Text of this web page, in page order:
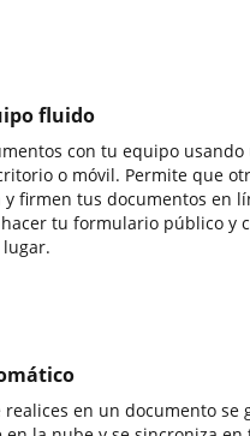
fluido
con tu equipo usando
o móvil. Permite que
firmen tus documentos en
tu formulario público y
lugar.
realices en un documento se